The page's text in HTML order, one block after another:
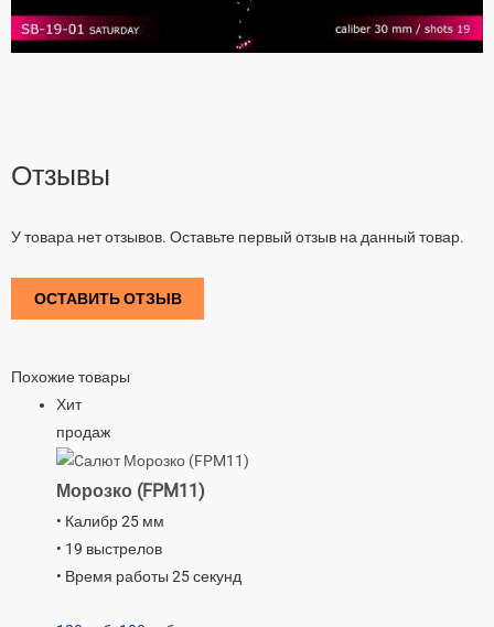
Отзывы
У товара нет отзывов. Оставьте первый отзыв на данный товар.
ОСТАВИТЬ ОТЗЫВ
Похожие товары
Хит
продаж
Морозко (FPM11)
• Калибр 25 мм
• 19 выстрелов
• Время работы 25 секунд